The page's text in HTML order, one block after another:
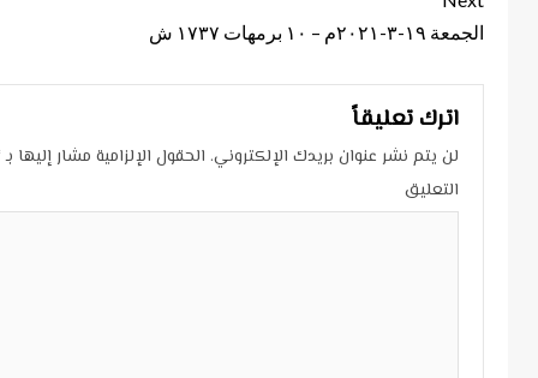
Reading
الجمعة ١٩-٣-٢٠٢١م – ١٠ برمهات ١٧٣٧ ش
اترك تعليقاً
لن يتم نشر عنوان بريدك الإلكتروني. الحقول الإلزامية مشار إليها بـ
التعليق